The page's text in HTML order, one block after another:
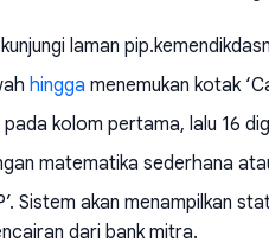
laman
hingga menemukan kotak
kolom pertama, lalu 16
matematika sederhana
Sistem akan menampilkan
dari bank mitra.